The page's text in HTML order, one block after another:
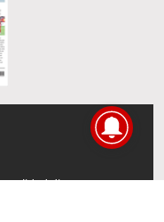
directamente en